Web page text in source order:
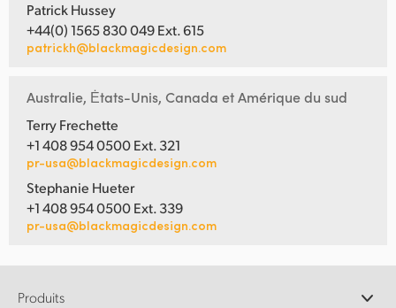
Patrick Hussey
+44(0) 1565 830 049 Ext. 615
patrickh@blackmagicdesign.com
Australie, Ėtats-Unis, Canada et Amérique du sud
Terry Frechette
+1 408 954 0500 Ext. 321
pr-usa@blackmagicdesign.com
Stephanie Hueter
+1 408 954 0500 Ext. 339
pr-usa@blackmagicdesign.com
Produits